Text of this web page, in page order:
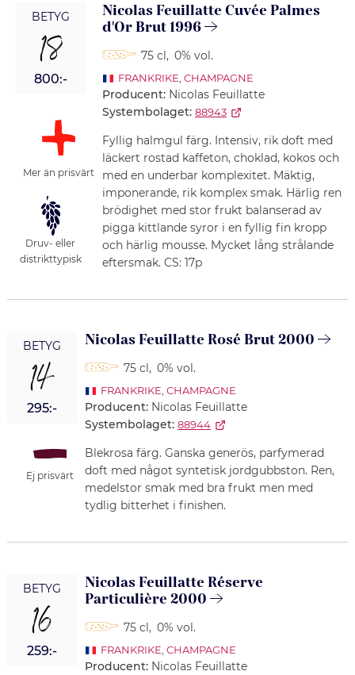
BETYG
18
800:-
Mer än prisvärt
Druv- eller
distrikttypisk
Nicolas Feuillatte Cuvée Palmes
d'Or Brut 1996
75 cl, 0% vol.
FRANKRIKE, CHAMPAGNE
Producent: Nicolas Feuillatte
Systembolaget: 88943
Fyllig halmgul färg. Intensiv, rik doft med
läckert rostad kaffeton, choklad, kokos och
med en underbar komplexitet. Mäktig,
imponerande, rik komplex smak. Härlig ren
brödighet med stor frukt balanserad av
pigga kittlande syror i en fyllig fin kropp
och härlig mousse. Mycket lång strålande
eftersmak. CS: 17p
BETYG
14
295:-
Ej prisvärt
Nicolas Feuillatte Rosé Brut 2000
75 cl, 0% vol.
FRANKRIKE, CHAMPAGNE
Producent: Nicolas Feuillatte
Systembolaget: 88944
Blekrosa färg. Ganska generös, parfymerad
doft med något syntetisk jordgubbston. Ren,
medelstor smak med bra frukt men med
tydlig bitterhet i finishen.
BETYG
16
259:-
Nicolas Feuillatte Réserve
Particulière 2000
75 cl, 0% vol.
FRANKRIKE, CHAMPAGNE
Producent: Nicolas Feuillatte